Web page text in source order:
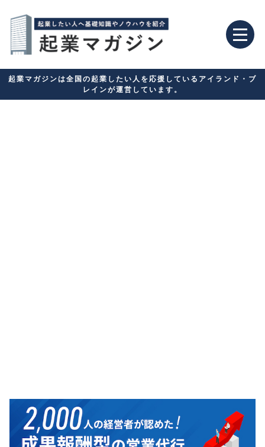
起業マガジンは全国の起業したい人を応援しているアイランド・ブ
レインが運営しています。